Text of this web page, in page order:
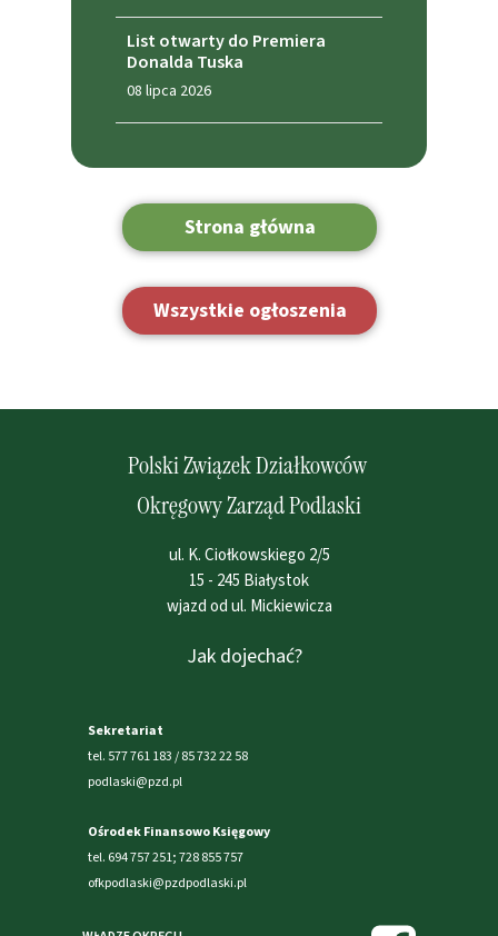
List otwarty do Premiera
Donalda Tuska
08 lipca 2026
Wszystkie ogłoszenia
Strona główna
Jak dojechać?
Polski Związek Działkowców
Okręgowy Zarząd Podlaski
ul. K. Ciołkowskiego 2/5
15 - 245 Białystok
wjazd od ul. Mickiewicza
Sekretariat
tel. 577 761 183 / 85 732 22 58
podlaski@pzd.pl
Ośrodek Finansowo Księgowy
tel. 694 757 251; 728 855 757
ofkpodlaski@pzdpodlaski.pl